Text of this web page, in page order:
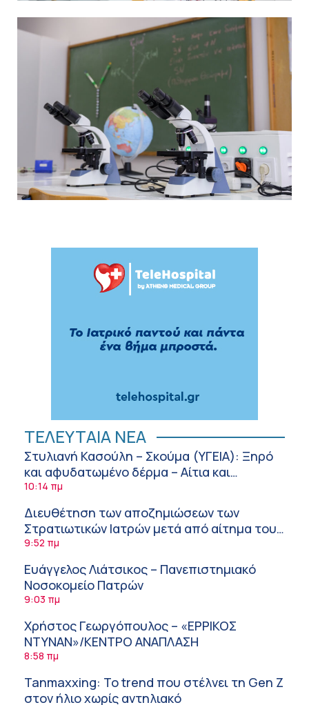
ΤΕΛΕΥΤΑΙΑ ΝΕΑ
Στυλιανή Κασούλη – Σκούμα (ΥΓΕΙΑ): Ξηρό
και αφυδατωμένο δέρμα – Αίτια και
αντιμετώπιση
10:14 πμ
Διευθέτηση των αποζημιώσεων των
Στρατιωτικών Ιατρών μετά από αίτημα του
ΙΣΑ
9:52 πμ
Ευάγγελος Λιάτσικος – Πανεπιστημιακό
Νοσοκομείο Πατρών
9:03 πμ
Χρήστος Γεωργόπουλος – «ΕΡΡΙΚΟΣ
ΝΤΥΝΑΝ»/ΚΕΝΤΡΟ ΑΝΑΠΛΑΣΗ
8:58 πμ
Tanmaxxing: To trend που στέλνει τη Gen Z
στον ήλιο χωρίς αντηλιακό